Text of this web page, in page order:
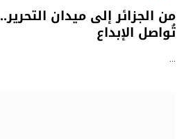
من الجزائر إلى ميدان
تُواصل الإبداع
…